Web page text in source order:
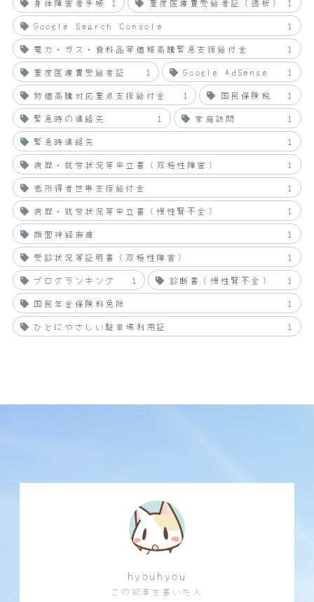
身体障害者手帳 1 重度医療費受給者証（透析）
1
Google Search Console
1
電力・ガス・食料品等価格高騰緊急支援給付金
1
重度医療費受給者証
1 Google AdSense
1
物価高騰対応重点支援給付金
1 国民保険税
1
緊急時の連絡先
1 家庭訪問
1
緊急時連絡先
1
病歴・就労状況等申立書（双極性障害）
1
低所得者世帯支援給付金
1
病歴・就労状況等申立書（慢性腎不全）
1
顔面神経麻痺
1
受診状況等証明書（双極性障害）
1
ブログランキング
1 診断書（慢性腎不全）
1
国民年金保険料免除
1
ひとにやさしい駐車場利用証
1
hyouhyou
この記事を書いた人